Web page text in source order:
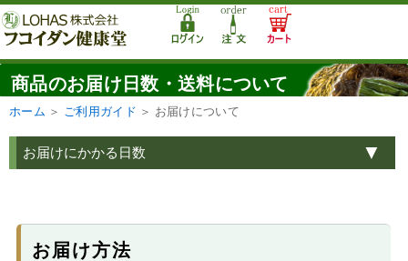
商品のお届け日数・送料について
ホーム ＞ ご利用ガイド ＞ お届けについて
お届けにかかる日数
お届け方法